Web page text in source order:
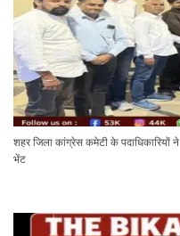
शहर जिला कांग्रेस कमेटी के पदाधिकारियों ने
भेंट